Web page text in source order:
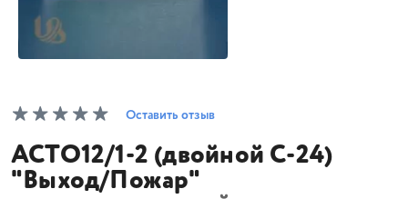
Оставить отзыв
АСТО12/1-2 (двойной С-24)
"Выход/Пожар"